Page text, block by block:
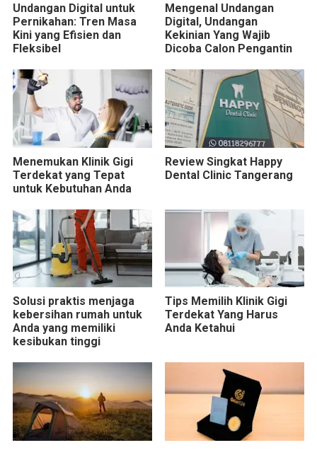
Undangan Digital untuk
Pernikahan: Tren Masa
Kini yang Efisien dan
Fleksibel
Mengenal Undangan
Digital, Undangan
Kekinian Yang Wajib
Dicoba Calon Pengantin
Menemukan Klinik Gigi
Terdekat yang Tepat
untuk Kebutuhan Anda
Review Singkat Happy
Dental Clinic Tangerang
Solusi praktis menjaga
kebersihan rumah untuk
Anda yang memiliki
kesibukan tinggi
Tips Memilih Klinik Gigi
Terdekat Yang Harus
Anda Ketahui